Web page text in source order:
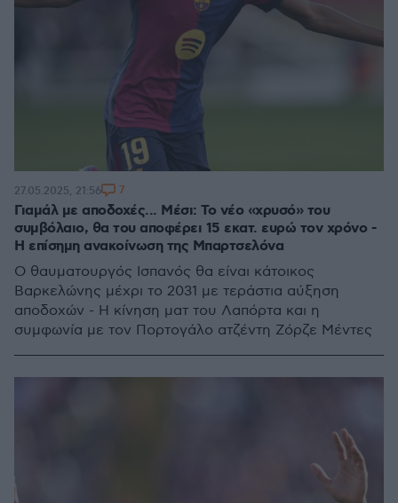
Γιαμάλ με αποδοχές... Μέσι: Το νέο «χρυσό» του
συμβόλαιο, θα του αποφέρει 15 εκατ. ευρώ τον χρόνο -
Η επίσημη ανακοίνωση της Μπαρτσελόνα
Ο θαυματουργός Ισπανός θα είναι κάτοικος
Βαρκελώνης μέχρι το 2031 με τεράστια αύξηση
αποδοχών - Η κίνηση ματ του Λαπόρτα και η
συμφωνία με τον Πορτογάλο ατζέντη Ζόρζε Μέντες
27.05.2025, 21:56 7